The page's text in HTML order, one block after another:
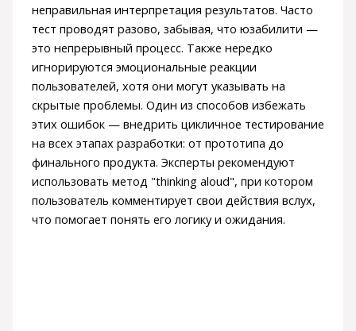
неправильная интерпретация результатов. Часто
тест проводят разово, забывая, что юзабилити —
это непрерывный процесс. Также нередко
игнорируются эмоциональные реакции
пользователей, хотя они могут указывать на
скрытые проблемы. Один из способов избежать
этих ошибок — внедрить цикличное тестирование
на всех этапах разработки: от прототипа до
финального продукта. Эксперты рекомендуют
использовать метод "thinking aloud", при котором
пользователь комментирует свои действия вслух,
что помогает понять его логику и ожидания.